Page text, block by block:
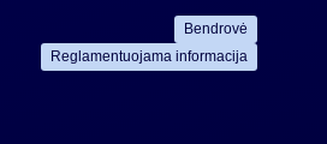
investicijų
Bendrovė
Reglamentuojama informacija